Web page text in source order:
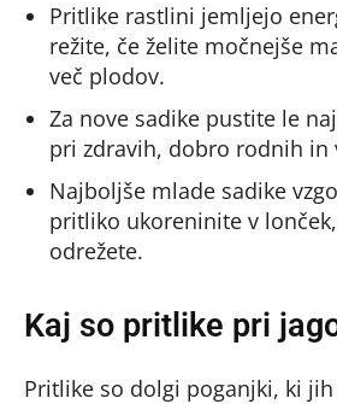
Pritlike rastlini jemljejo
režite, če želite močnejše
več plodov.
Za nove sadike pustite le
pri zdravih, dobro rodnih in
Najboljše mlade sadike
pritliko ukoreninite v
odrežete.
Kaj so pritlike pri
Pritlike so dolgi poganjki, ki